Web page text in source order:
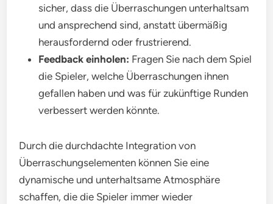
sicher, dass die Überraschungen unterhaltsam
und ansprechend sind, anstatt übermäßig
herausfordernd oder frustrierend.
Feedback einholen: Fragen Sie nach dem Spiel
die Spieler, welche Überraschungen ihnen
gefallen haben und was für zukünftige Runden
verbessert werden könnte.
Durch die durchdachte Integration von
Überraschungselementen können Sie eine
dynamische und unterhaltsame Atmosphäre
schaffen, die die Spieler immer wieder